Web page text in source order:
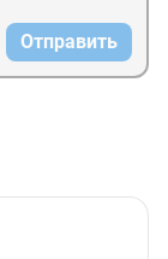
Отправить